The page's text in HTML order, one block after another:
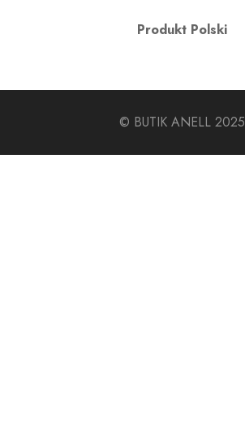
Produkt Polski
© BUTIK ANELL 2025